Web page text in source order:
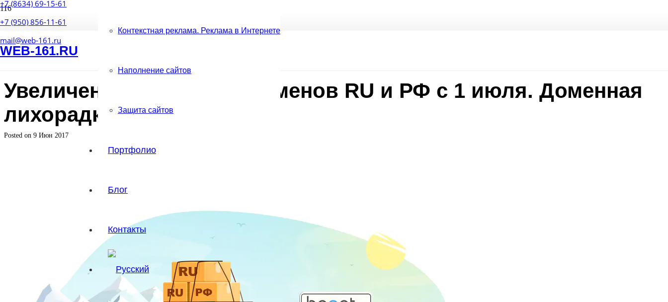
+7 (8634) 69-15-61
+7 (950) 856-11-61
mail@web-161.ru
WEB-161.RU
Контекстная реклама. Реклама в Интернете
Наполнение сайтов
Защита сайтов
Портфолио
Блог
Контакты
Увеличение стоимости доменов RU и РФ с 1 июля. Доменная
лихорадка!
Posted on 9 Июн 2017